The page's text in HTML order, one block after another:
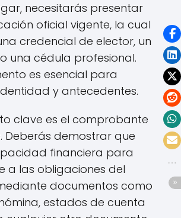
necesitarás presentar
oficial vigente, la cual
credencial de elector, un
una cédula profesional.
es esencial para
y antecedentes.
clave es el comprobante
Deberás demostrar que
financiera para
a las obligaciones del
documentos como
estados de cuenta